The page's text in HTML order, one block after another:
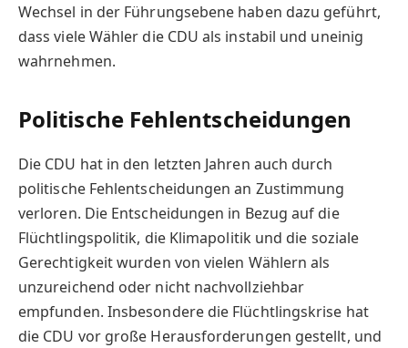
Wechsel in der Führungsebene haben dazu geführt,
dass viele Wähler die CDU als instabil und uneinig
wahrnehmen.
Politische Fehlentscheidungen
Die CDU hat in den letzten Jahren auch durch
politische Fehlentscheidungen an Zustimmung
verloren. Die Entscheidungen in Bezug auf die
Flüchtlingspolitik, die Klimapolitik und die soziale
Gerechtigkeit wurden von vielen Wählern als
unzureichend oder nicht nachvollziehbar
empfunden. Insbesondere die Flüchtlingskrise hat
die CDU vor große Herausforderungen gestellt, und